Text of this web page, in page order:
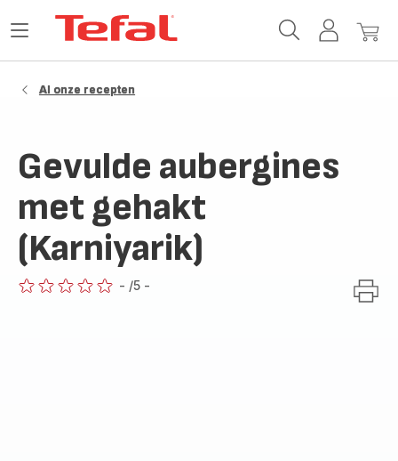
MijnMijn
Open
Al onze recepten
Gevulde aubergines
met gehakt
(Karniyarik)
- /5 -